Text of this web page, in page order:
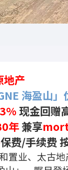
地产
海盈山
现金回赠
年兼享
保费/手续费
置业、太古